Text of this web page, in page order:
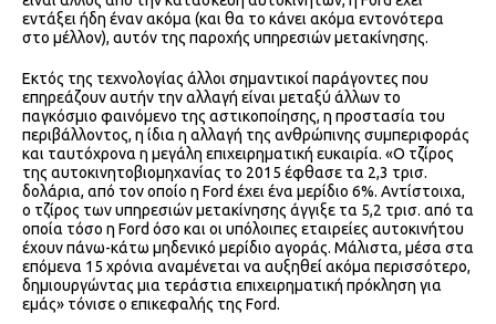
εντάξει ήδη έναν ακόμα (και θα το κάνει ακόμα εντονότερα
στο μέλλον), αυτόν της παροχής υπηρεσιών μετακίνησης.
Εκτός της τεχνολογίας άλλοι σημαντικοί παράγοντες που
επηρεάζουν αυτήν την αλλαγή είναι μεταξύ άλλων το
παγκόσμιο φαινόμενο της αστικοποίησης, η προστασία του
περιβάλλοντος, η ίδια η αλλαγή της ανθρώπινης συμπεριφοράς
και ταυτόχρονα η μεγάλη επιχειρηματική ευκαιρία. «Ο τζίρος
της αυτοκινητοβιομηχανίας το 2015 έφθασε τα 2,3 τρισ.
δολάρια, από τον οποίο η Ford έχει ένα μερίδιο 6%. Αντίστοιχα,
ο τζίρος των υπηρεσιών μετακίνησης άγγιξε τα 5,2 τρισ. από τα
οποία τόσο η Ford όσο και οι υπόλοιπες εταιρείες αυτοκινήτου
έχουν πάνω-κάτω μηδενικό μερίδιο αγοράς. Μάλιστα, μέσα στα
επόμενα 15 χρόνια αναμένεται να αυξηθεί ακόμα περισσότερο,
δημιουργώντας μια τεράστια επιχειρηματική πρόκληση για
εμάς» τόνισε ο επικεφαλής της Ford.